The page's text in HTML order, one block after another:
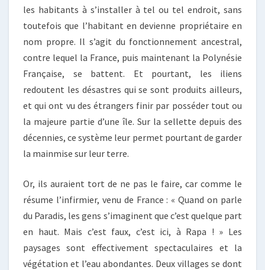
les habitants à s’installer à tel ou tel endroit, sans
toutefois que l’habitant en devienne propriétaire en
nom propre. Il s’agit du fonctionnement ancestral,
contre lequel la France, puis maintenant la Polynésie
Française, se battent. Et pourtant, les iliens
redoutent les désastres qui se sont produits ailleurs,
et qui ont vu des étrangers finir par posséder tout ou
la majeure partie d’une île. Sur la sellette depuis des
décennies, ce système leur permet pourtant de garder
la mainmise sur leur terre.
Or, ils auraient tort de ne pas le faire, car comme le
résume l’infirmier, venu de France : « Quand on parle
du Paradis, les gens s’imaginent que c’est quelque part
en haut. Mais c’est faux, c’est ici, à Rapa ! » Les
paysages sont effectivement spectaculaires et la
végétation et l’eau abondantes. Deux villages se dont